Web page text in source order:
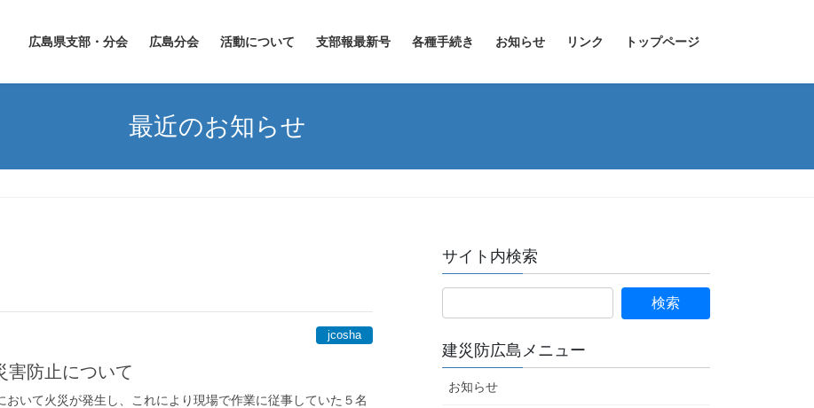
広島県支部・分会 広島分会 活動について 支部報最新号 各種手続き お知らせ リンク トップページ
最近のお知らせ
jcosha
害防止について
いて火災が発生し、これにより現場で作業に従事していた５名
サイト内検索
建災防広島メニュー
お知らせ